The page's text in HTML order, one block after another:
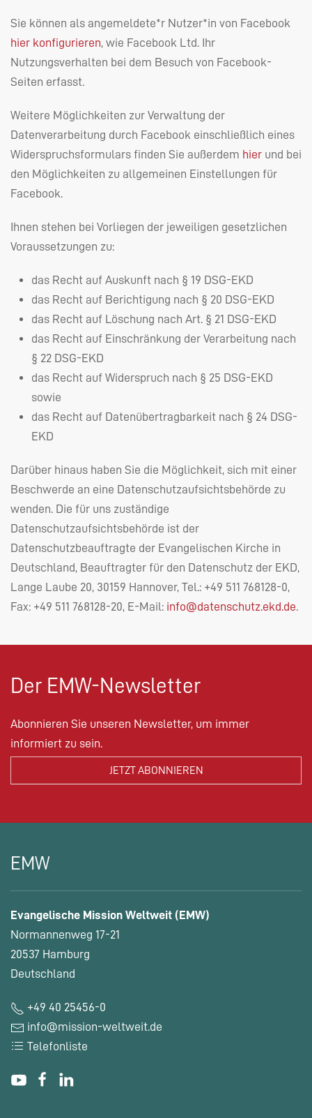
Sie können als angemeldete*r Nutzer*in von Facebook
hier konfigurieren, wie Facebook Ltd. Ihr
Nutzungsverhalten bei dem Besuch von Facebook-
Seiten erfasst.
Weitere Möglichkeiten zur Verwaltung der
Datenverarbeitung durch Facebook einschließlich eines
Widerspruchsformulars finden Sie außerdem hier und bei
den Möglichkeiten zu allgemeinen Einstellungen für
Facebook.
Ihnen stehen bei Vorliegen der jeweiligen gesetzlichen
Voraussetzungen zu:
das Recht auf Auskunft nach § 19 DSG-EKD
das Recht auf Berichtigung nach § 20 DSG-EKD
das Recht auf Löschung nach Art. § 21 DSG-EKD
das Recht auf Einschränkung der Verarbeitung nach
§ 22 DSG-EKD
das Recht auf Widerspruch nach § 25 DSG-EKD
sowie
das Recht auf Datenübertragbarkeit nach § 24 DSG-
EKD
Darüber hinaus haben Sie die Möglichkeit, sich mit einer
Beschwerde an eine Datenschutzaufsichtsbehörde zu
wenden. Die für uns zuständige
Datenschutzaufsichtsbehörde ist der
Datenschutzbeauftragte der Evangelischen Kirche in
Deutschland, Beauftragter für den Datenschutz der EKD,
Lange Laube 20, 30159 Hannover, Tel.: +49 511 768128-0,
Fax: +49 511 768128-20, E-Mail: info@datenschutz.ekd.de.
Der EMW-Newsletter
Abonnieren Sie unseren Newsletter, um immer
informiert zu sein.
EMW
Evangelische Mission Weltweit (EMW)
Normannenweg 17-21
20537 Hamburg
Deutschland
+49 40 25456-0
info@mission-weltweit.de
Telefonliste